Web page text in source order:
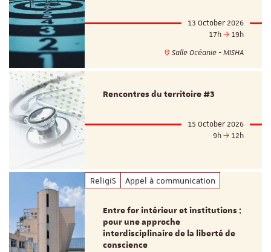
13 October 2026
17h
19h
Salle Océanie - MISHA
Rencontres du territoire #3
15 October 2026
9h
12h
ReligiS Appel à communication
Entre for intérieur et institutions :
pour une approche
interdisciplinaire de la liberté de
conscience